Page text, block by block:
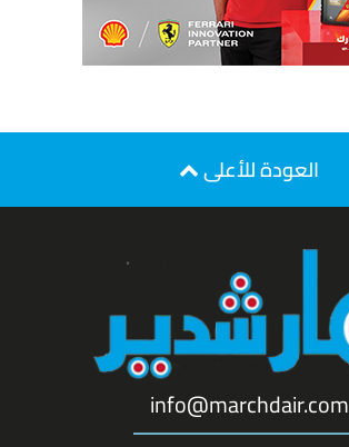
العودة للأعلى
info@marchdair.com